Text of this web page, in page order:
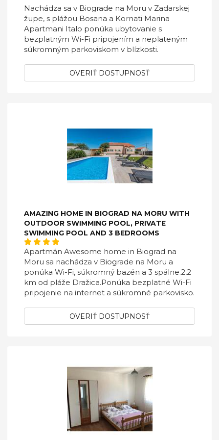
Nachádza sa v Biograde na Moru v Zadarskej
župe, s plážou Bosana a Kornati Marina
Apartmani Italo ponúka ubytovanie s
bezplatným Wi-Fi pripojením a neplateným
súkromným parkoviskom v blízkosti.
OVERIŤ DOSTUPNOSŤ
AMAZING HOME IN BIOGRAD NA MORU WITH
OUTDOOR SWIMMING POOL, PRIVATE
SWIMMING POOL AND 3 BEDROOMS
Apartmán Awesome home in Biograd na
Moru sa nachádza v Biograde na Moru a
ponúka Wi-Fi, súkromný bazén a 3 spálne.2,2
km od pláže Dražica.Ponúka bezplatné Wi-Fi
pripojenie na internet a súkromné ​​parkovisko.
OVERIŤ DOSTUPNOSŤ